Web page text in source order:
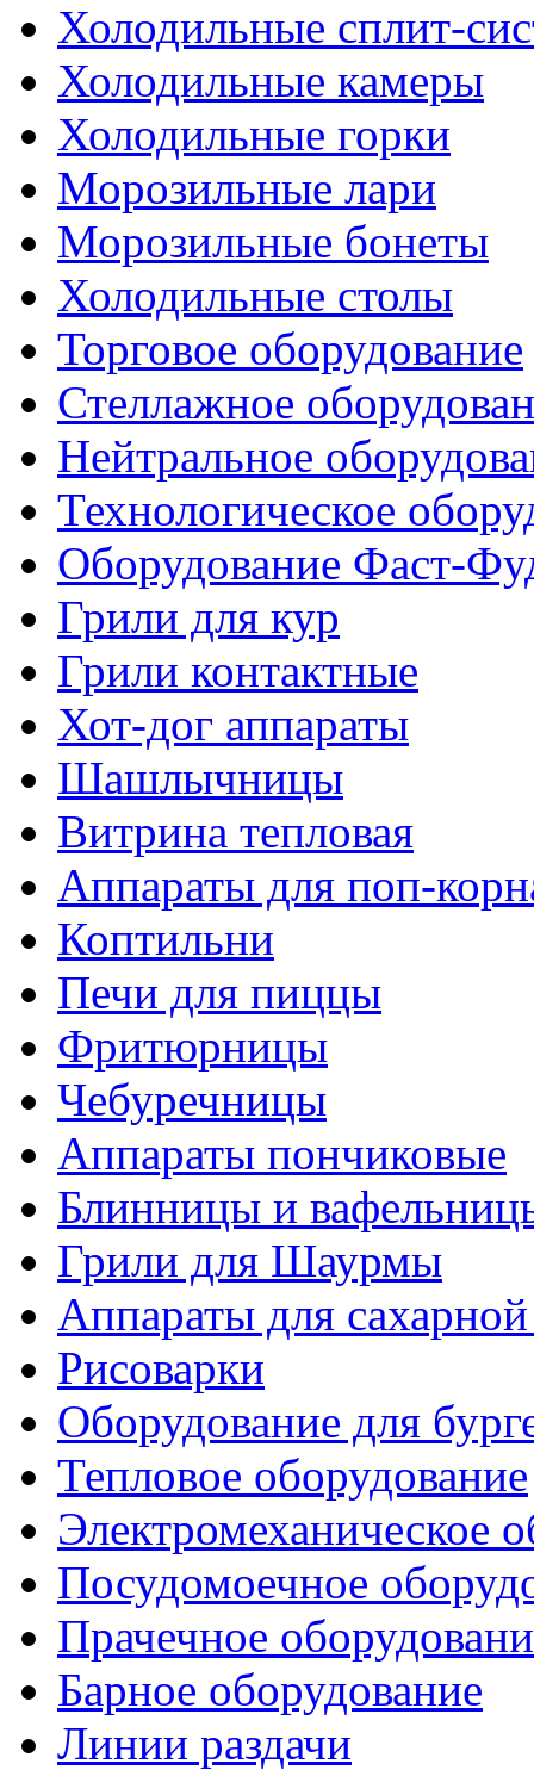
Холодильные сплит-
Холодильные камеры
Холодильные горки
Морозильные лари
Морозильные бонеты
Холодильные столы
Торговое оборудование
Стеллажное
Нейтральное
Технологическое
Оборудование Фаст-
Грили для кур
Грили контактные
Хот-дог аппараты
Шашлычницы
Витрина тепловая
Аппараты для поп-
Коптильни
Печи для пиццы
Фритюрницы
Чебуречницы
Аппараты пончиковые
Блинницы и
Грили для Шаурмы
Аппараты для
Рисоварки
Оборудование для
Тепловое оборудование
Электромеханическое
Посудомоечное
Прачечное
Барное оборудование
Линии раздачи